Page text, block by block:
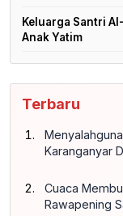
Keluarga Santri
Anak Yatim
Terbaru
Karanganyar
Cuaca
Rawapening